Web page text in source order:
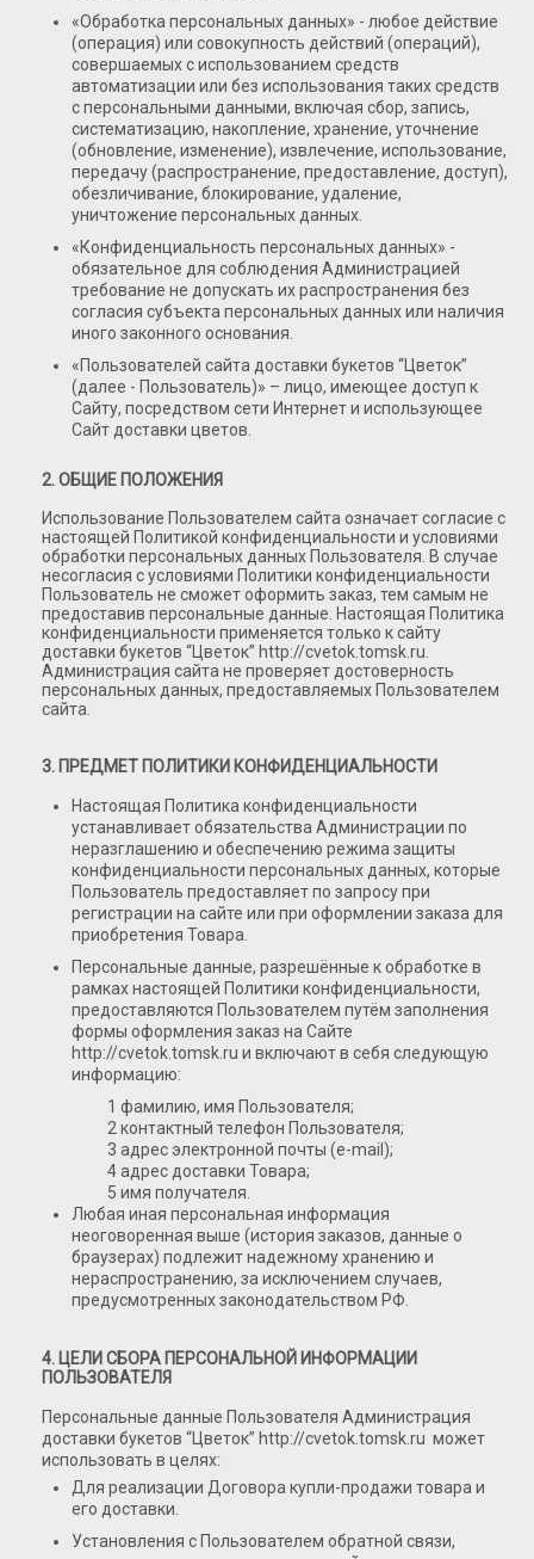
Букеты с гвоздикой
Летние букеты
Букеты сборные
Моно-букеты
Букеты с герберой
Букеты с тюльпанами
Букеты с хризантемой
Букеты с пионами
Букеты с орхидеей
Цветы
Композиции
Подарки
Конфеты и сладкие подарки
Шарики
Декор в цветы
«Обработка персональных данных» - любое действие
(операция) или совокупность действий (операций),
совершаемых с использованием средств
автоматизации или без использования таких средств
с персональными данными, включая сбор, запись,
систематизацию, накопление, хранение, уточнение
(обновление, изменение), извлечение, использование,
передачу (распространение, предоставление, доступ),
обезличивание, блокирование, удаление,
уничтожение персональных данных.
«Конфиденциальность персональных данных» -
обязательное для соблюдения Администрацией
требование не допускать их распространения без
согласия субъекта персональных данных или наличия
иного законного основания.
«Пользователей сайта доставки букетов “Цветок”
(далее - Пользователь)» – лицо, имеющее доступ к
Сайту, посредством сети Интернет и использующее
Сайт доставки цветов.
2. ОБЩИЕ ПОЛОЖЕНИЯ
Использование Пользователем сайта означает согласие с
настоящей Политикой конфиденциальности и условиями
обработки персональных данных Пользователя. В случае
несогласия с условиями Политики конфиденциальности
Пользователь не сможет оформить заказ, тем самым не
предоставив персональные данные. Настоящая Политика
конфиденциальности применяется только к сайту
доставки букетов “Цветок” http://cvetok.tomsk.ru.
Администрация сайта не проверяет достоверность
персональных данных, предоставляемых Пользователем
сайта.
3. ПРЕДМЕТ ПОЛИТИКИ КОНФИДЕНЦИАЛЬНОСТИ
Настоящая Политика конфиденциальности
устанавливает обязательства Администрации по
неразглашению и обеспечению режима защиты
конфиденциальности персональных данных, которые
Пользователь предоставляет по запросу при
регистрации на сайте или при оформлении заказа для
приобретения Товара.
Персональные данные, разрешённые к обработке в
рамках настоящей Политики конфиденциальности,
предоставляются Пользователем путём заполнения
формы оформления заказ на Сайте
http://cvetok.tomsk.ru и включают в себя следующую
информацию:
фамилию, имя Пользователя;
контактный телефон Пользователя;
адрес электронной почты (e-mail);
адрес доставки Товара;
имя получателя.
Любая иная персональная информация
неоговоренная выше (история заказов, данные о
браузерах) подлежит надежному хранению и
нераспространению, за исключением случаев,
предусмотренных законодательством РФ.
4. ЦЕЛИ СБОРА ПЕРСОНАЛЬНОЙ ИНФОРМАЦИИ
ПОЛЬЗОВАТЕЛЯ
Персональные данные Пользователя Администрация
доставки букетов “Цветок” http://cvetok.tomsk.ru может
использовать в целях:
Для реализации Договора купли-продажи товара и
его доставки.
Установления с Пользователем обратной связи,